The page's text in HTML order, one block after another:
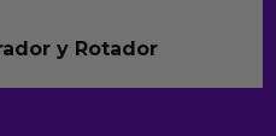
y Rotador